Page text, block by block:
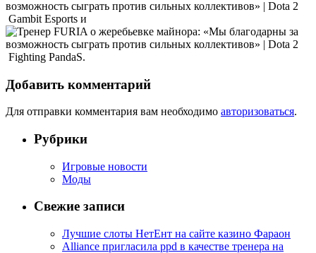
Gambit Esports и
Fighting PandaS.
Добавить комментарий
Для отправки комментария вам необходимо авторизоваться.
Рубрики
Игровые новости
Моды
Свежие записи
Лучшие слоты НетЕнт на сайте казино Фараон
Alliance пригласила ppd в качестве тренера на